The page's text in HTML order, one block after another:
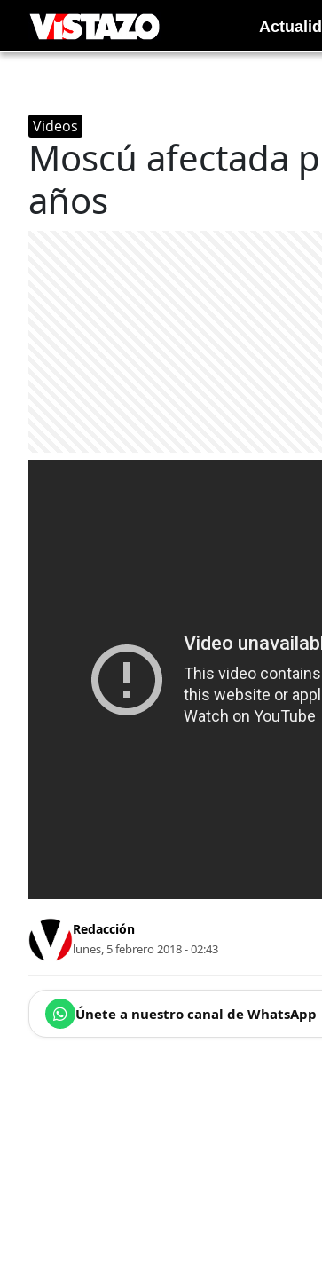
Videos
Moscú afectada
años
Redacción
lunes, 5 febrero 2018 - 02:43
Únete a nuestro canal de WhatsApp